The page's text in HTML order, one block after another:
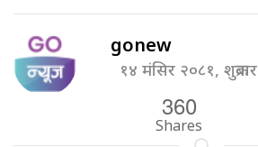
gonew
१४ मंसिर २०८१, शुक्रबार
360
Shares